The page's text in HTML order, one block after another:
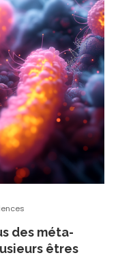
des méta-
êtres